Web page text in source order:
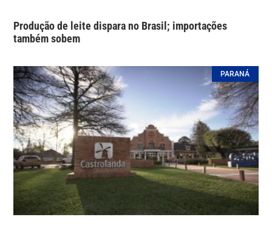
Produção de leite dispara no Brasil; importações
também sobem
PARANÁ